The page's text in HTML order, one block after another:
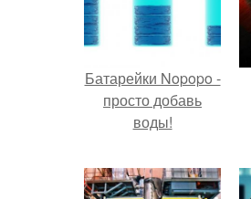
Батарейки Nopopo -
просто добавь
воды!